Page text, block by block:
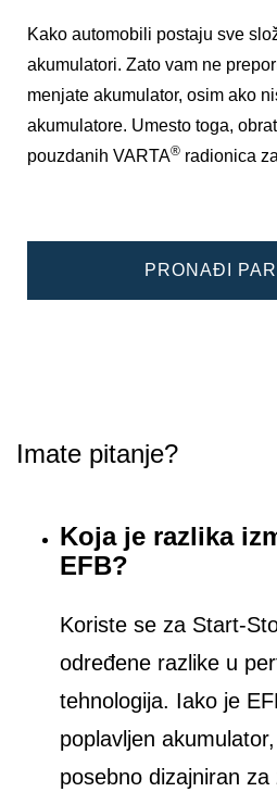
Kako automobili postaju sve
akumulatori. Zato vam ne
menjate akumulator, osim ako
akumulatore. Umesto toga,
pouzdanih VARTA® radionica
PRONAĐI
Imate pitanje?
Koja je razlika
EFB?
Koriste se za Start-
određene razlike u
tehnologija. Iako je
poplavljen
posebno dizajniran